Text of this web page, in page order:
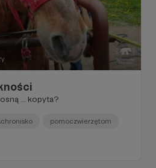
... kopyta?
pomoczwierzętom